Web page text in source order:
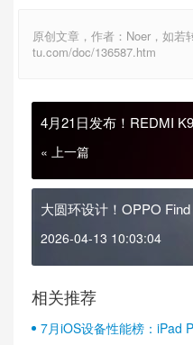
原创文章，作者：Noer，如若
tu.com/doc/136587.htm
4月21日发布！REDMI
« 上一篇
大圆环设计！OPPO
2026-04-13 10:03:04
相关推荐
7月iOS设备性能榜：iPad